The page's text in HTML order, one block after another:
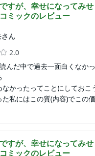
すが、幸せになってみ
ミックのレビュー
さん
2.0
んだ中で過去一面白くなか
かったってことにしておこ
私にはこの質(内容)でこの
すが、幸せになってみ
ミックのレビュー